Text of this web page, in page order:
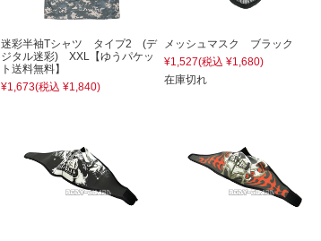
迷彩半袖Tシャツ タイプ2 (デ
ジタル迷彩) XXL【ゆうパケッ
ト送料無料】
¥1,673(税込 ¥1,840)
メッシュマスク ブラック
¥1,527(税込 ¥1,680)
在庫切れ